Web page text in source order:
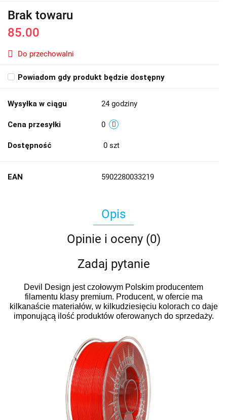
Brak towaru
85.00
Do przechowalni
Powiadom gdy produkt będzie dostępny
Wysyłka w ciągu 24 godziny
Cena przesyłki 0
Dostępność 0 szt
EAN 5902280033219
Opis
Opinie i oceny (0)
Zadaj pytanie
Devil Design jest czołowym Polskim producentem
filamentu klasy premium. Producent, w ofercie ma
kilkanaście materiałów, w kilkudziesięciu kolorach co daje
imponującą ilość produktów oferowanych do sprzedaży.